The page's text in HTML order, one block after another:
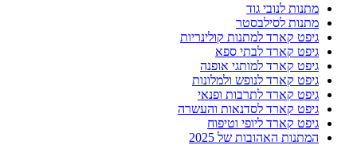
מתנות לנובי גוד
מתנות לסילבסטר
גיפט קארד למתנות קולינריות
גיפט קארד לבתי ספא
גיפט קארד למותגי אופנה
גיפט קארד לנופש ולמלונות
גיפט קארד לתרבות ופנאי
גיפט קארד לסדנאות והעשרה
גיפט קארד ליופי וטיפוח
המתנות האהובות של 2025